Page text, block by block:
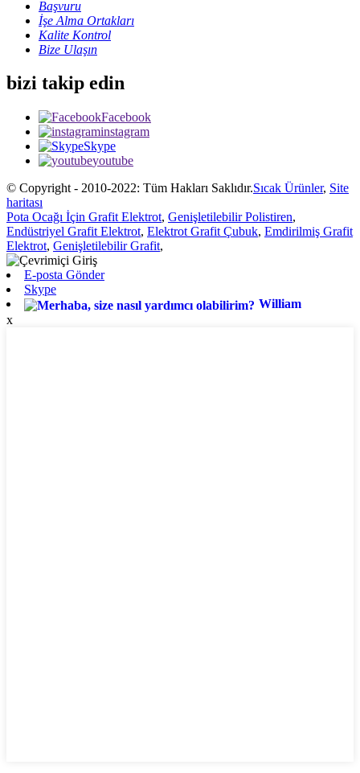
Başvuru
İşe Alma Ortakları
Kalite Kontrol
Bize Ulaşın
bizi takip edin
Facebook
instagram
Skype
youtube
© Copyright - 2010-2022: Tüm Hakları Saklıdır.Sıcak Ürünler, Site
haritası
Pota Ocağı İçin Grafit Elektrot, Genişletilebilir Polistiren,
Endüstriyel Grafit Elektrot, Elektrot Grafit Çubuk, Emdirilmiş Grafit
Elektrot, Genişletilebilir Grafit,
E-posta Gönder
Skype
William
x